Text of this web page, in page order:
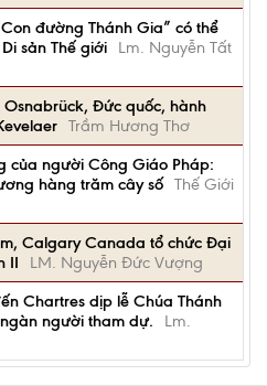
đường Thánh Gia” có thể
sản Thế giới
Lm. Nguyễn Tất
Đức quốc, hành
Trầm Hương Thơ
của người Công Giáo Pháp:
hàng trăm cây số Thế Giới
Calgary Canada tổ chức Đại
II
LM. Nguyễn Đức Vượng
Chartres dịp lễ Chúa Thánh
người tham dự.
Lm.